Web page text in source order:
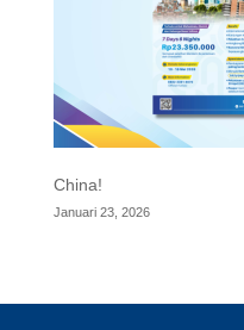
China!
Januari 23, 2026